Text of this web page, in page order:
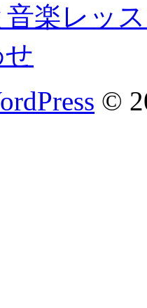
楽レッ
©